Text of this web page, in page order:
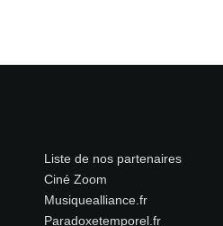
Site web
Liste de nos partenaires
Ciné Zoom
Musiquealliance.fr
Paradoxetemporel.fr